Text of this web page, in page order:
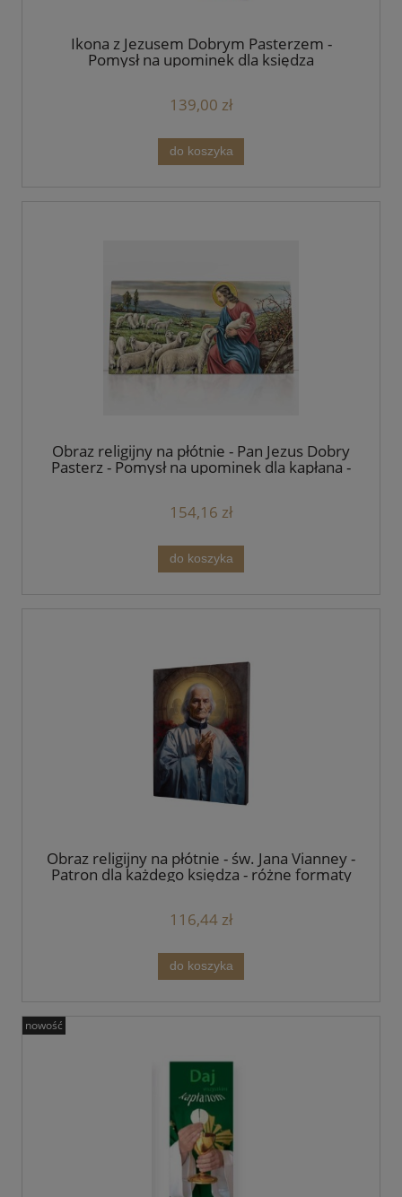
Ikona z Jezusem Dobrym Pasterzem -
Pomysł na upominek dla księdza
139,00 zł
do koszyka
Obraz religijny na płótnie - Pan Jezus Dobry
Pasterz - Pomysł na upominek dla kapłana -
154,16 zł
do koszyka
Obraz religijny na płótnie - św. Jana Vianney -
Patron dla każdego księdza - różne formaty
116,44 zł
do koszyka
nowość